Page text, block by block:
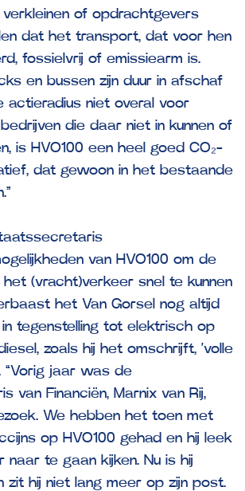
of opdrachtgevers
dat het transport, dat voor hen
fossielvrij of emissiearm is.
en bussen zijn duur in afschaf
actieradius niet overal voor
die daar niet in kunnen of
is HVO100 een heel goed CO₂-
dat gewoon in het bestaande
van HVO100 om de
het (vracht)verkeer snel te kunnen
het Van Gorsel nog altijd
tegenstelling tot elektrisch op
zoals hij het omschrijft, ‘volle
“Vorig jaar was de
van Financiën, Marnix van Rij,
We hebben het toen met
op HVO100 gehad en hij leek
naar te gaan kijken. Nu is hij
zit hij niet lang meer op zijn post.